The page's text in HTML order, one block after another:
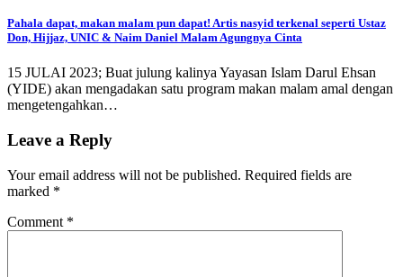
Pahala dapat, makan malam pun dapat! Artis nasyid terkenal seperti Ustaz
Don, Hijjaz, UNIC & Naim Daniel Malam Agungnya Cinta
15 JULAI 2023; Buat julung kalinya Yayasan Islam Darul Ehsan
(YIDE) akan mengadakan satu program makan malam amal dengan
mengetengahkan…
Leave a Reply
Your email address will not be published. Required fields are
marked *
Comment *